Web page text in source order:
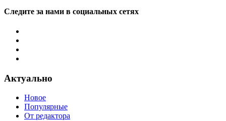
Следите за нами в социальных сетях
Актуально
Новое
Популярные
От редактора